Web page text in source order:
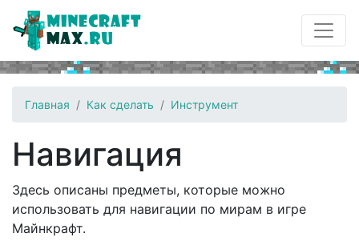
Главная Как сделать Инструмент
Навигация
Здесь описаны предметы, которые можно
использовать для навигации по мирам в игре
Майнкрафт.